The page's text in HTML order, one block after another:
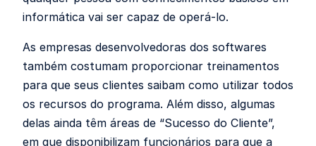
informática vai ser capaz de operá-lo.
As empresas desenvolvedoras dos softwares
também costumam proporcionar treinamentos
para que seus clientes saibam como utilizar todos
os recursos do programa. Além disso, algumas
delas ainda têm áreas de “Sucesso do Cliente”,
em que disponibilizam funcionários para que a